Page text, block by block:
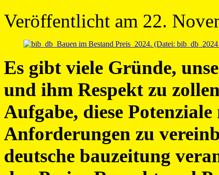
Veröffentlicht am 22.
Es gibt viele Gründe,
und ihm Respekt zu
Aufgabe, diese
Anforderungen zu
deutsche bauzeitung